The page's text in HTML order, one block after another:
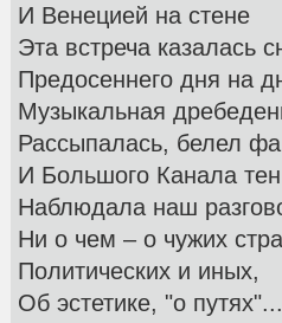
И Венецией на стене
Эта встреча казалась
Предосеннего дня на
Музыкальная
Рассыпалась, белел
И Большого Канала
Наблюдала наш
Ни о чем – о чужих
Политических и иных,
Об эстетике, "о